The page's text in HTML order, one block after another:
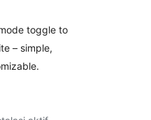
toggle to
– simple,